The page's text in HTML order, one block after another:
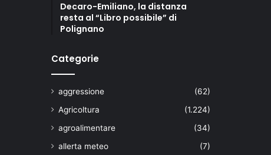
Decaro-Emiliano, la distanza
resta al “Libro possibile” di
Polignano
Categorie
aggressione
(62)
Agricoltura
(1.224)
agroalimentare
(34)
allerta meteo
(7)